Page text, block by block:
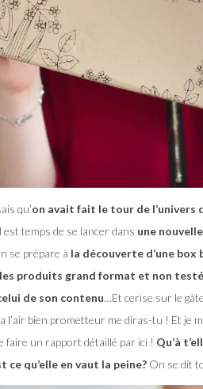
qu’on avait fait le tour de l’univers
est temps de se lancer dans une
se prépare à la découverte d’une
produits grand format et non
de son contenu…Et cerise sur le
l’air bien prometteur me diras-tu ! Et je
faire un rapport détaillé par ici ! Qu’à
ce qu’elle en vaut la peine? On se dit